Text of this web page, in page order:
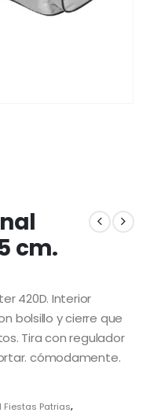
cm.
420D. Interior
bolsillo y cierre que
Tira con regulador
cómodamente.
Fiestas Patrias,